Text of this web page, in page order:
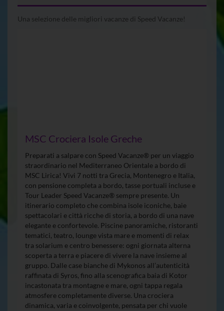
Una selezione delle migliori vacanze di Speed Vacanze!
MSC Crociera Isole Greche
Preparati a salpare con Speed Vacanze® per un viaggio
straordinario nel Mediterraneo Orientale a bordo di
MSC Lirica! Vivi 7 notti tra Grecia, Montenegro e Italia,
con pensione completa a bordo, tasse portuali incluse e
Tour Leader Speed Vacanze® sempre presente. Un
itinerario completo che combina isole iconiche, baie
spettacolari e città ricche di storia, a bordo di una nave
elegante e confortevole. Piscine panoramiche, ristoranti
tematici, teatro, lounge vista mare e momenti di relax
tra solarium e centro benessere: ogni giornata alterna
scoperta a terra e piacere di vivere la nave insieme al
gruppo. Dalle case bianche di Mykonos all’autenticità
raffinata di Syros, fino alla scenografica baia di Kotor
incastonata tra montagne e mare, ogni tappa regala
atmosfere completamente diverse. Una crociera
dinamica, varia e coinvolgente, pensata per chi vuole